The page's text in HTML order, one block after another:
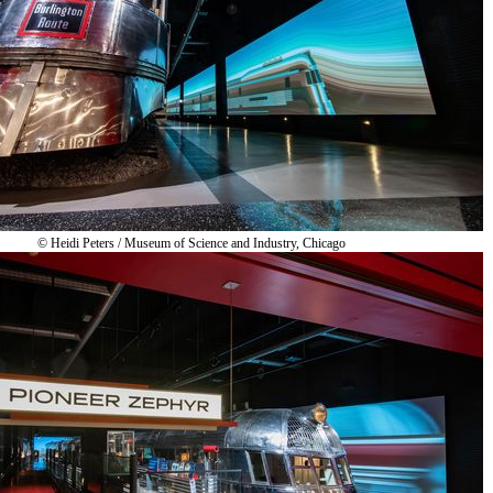
© Heidi Peters / Museum of Science and Industry, Chicago